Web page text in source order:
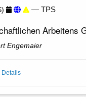
— TPS
Arbeitens
Engemaier
Details